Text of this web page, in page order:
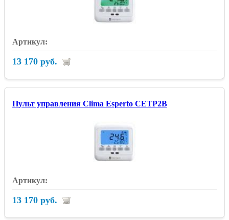
13 170 руб.
Пульт управления Clima Esperto CETP2B
13 170 руб.